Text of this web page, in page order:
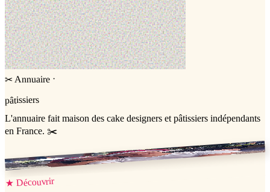
✂ Annuaire ·
pâtissiers
L'annuaire fait maison des cake designers et pâtissiers indépendants
en France. ✂️
Jessica & Jérémy ♡
★ Découvrir